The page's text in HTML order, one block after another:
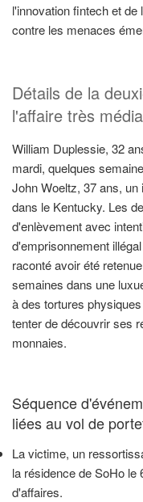
l'innovation fintech et
contre les menaces
Détails de la
l'affaire très
William Duplessie, 32
mardi, quelques
John Woeltz, 37 ans,
dans le Kentucky. Les
d'enlèvement avec
d'emprisonnement
raconté avoir été
semaines dans une
à des tortures
tenter de découvrir ses
monnaies.
Séquence
liées au vol de
La victime, un
la résidence de SoHo le
d'affaires.